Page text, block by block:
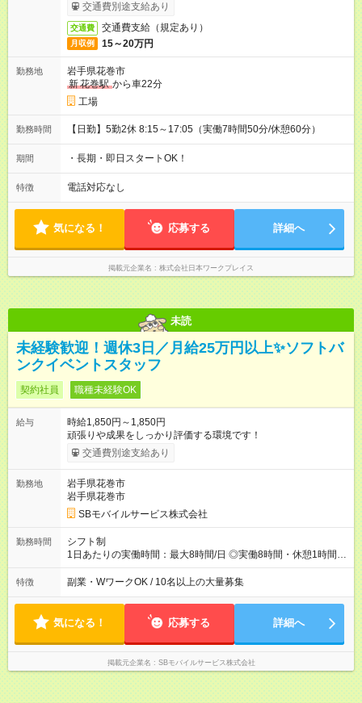
交通費別途支給あり
交通費 交通費支給（規定あり）
月収例 15～20万円
勤務地
岩手県花巻市
新花巻駅 から車22分
工場
勤務時間 【日勤】5勤2休 8:15～17:05（実働7時間50分/休憩60分）
期間 ・長期・即日スタートOK！
特徴 電話対応なし
気になる！ 応募する 詳細へ
掲載元企業名 株式会社日本ワークプレイス
未読
未経験歓迎！週休3日／月給25万円以上✨ソフトバ
ンクイベントスタッフ
契約社員 職種未経験OK
給与
時給1,850円～1,850円
頑張りや成果をしっかり評価する環境です！
交通費別途支給あり
勤務地
岩手県花巻市
岩手県花巻市
SBモバイルサービス株式会社
勤務時間
シフト制
1日あたりの実働時間：最大8時間/日 ◎実働8時間・休憩1時間 ◎
残業は月平均5時間程度です
特徴 副業・WワークOK / 10名以上の大量募集
気になる！ 応募する 詳細へ
掲載元企業名 SBモバイルサービス株式会社